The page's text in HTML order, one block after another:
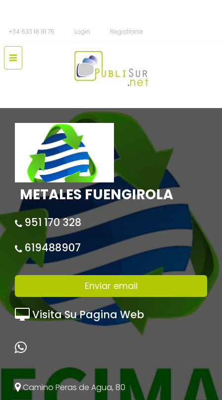
+34 633 18 81 75 Login Registrarse
METALES FUENGIROLA
951 170 328
619488907
Enviar email
Visita Su Pagina Web
Camino Peras de Agua, 80